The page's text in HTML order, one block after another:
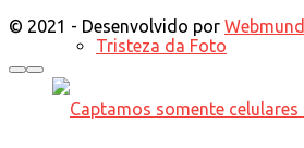
Tristeza da Foto
© 2021 - Desenvolvido por